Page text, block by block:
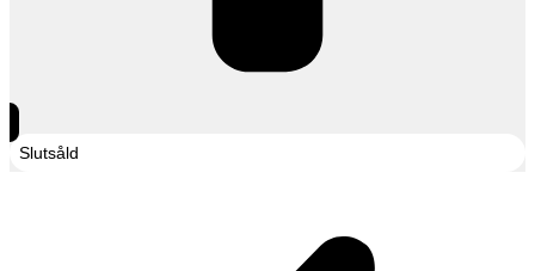
Slutsåld